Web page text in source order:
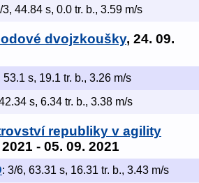
3, 44.84 s, 0.0 tr. b., 3.59 m/s
dvojzkoušky, 24. 09.
53.1 s, 19.1 tr. b., 3.26 m/s
s, 6.34 tr. b., 3.38 m/s
republiky v agility
- 05. 09. 2021
: 3/6, 63.31 s, 16.31 tr. b., 3.43 m/s